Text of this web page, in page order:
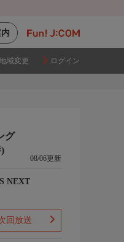
地域変更 ログイン
グ
08/06更新
NEXT
回放送